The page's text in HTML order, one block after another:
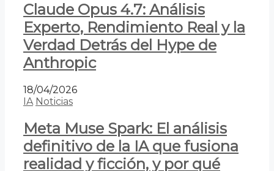
Claude Opus 4.7: Análisis
Experto, Rendimiento Real y la
Verdad Detrás del Hype de
Anthropic
18/04/2026
IA Noticias
Meta Muse Spark: El análisis
definitivo de la IA que fusiona
realidad y ficción, y por qué